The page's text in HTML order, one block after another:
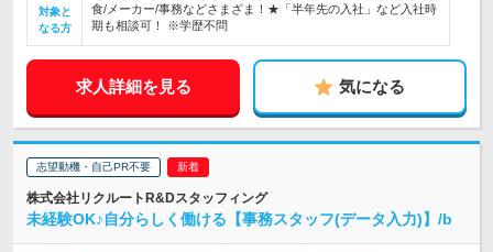
対象と
なる方
食/メーカー/事務などさまざま！★「半年先の入社」など入社時
期も相談可！ ※学歴不問
求人詳細を見る 気になる
志望動機・自己PR不要
株式会社リクルートR&Dスタッフィング
未経験OK♪自分らしく働ける【事務スタッフ(データ入力)】/b